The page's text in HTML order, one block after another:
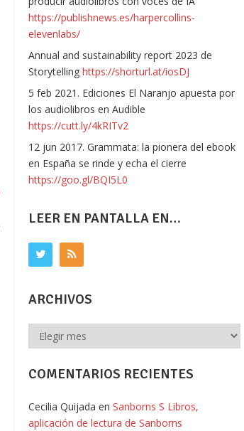
https://publishnews.es/harpercollins-
elevenlabs/
Annual and sustainability report 2023 de
Storytellinghttps://shorturl.at/iosDJ
5 feb 2021. Ediciones El Naranjo apuesta por
los audiolibros en Audible
https://cutt.ly/4kRITv2
12 jun 2017. Grammata: la pionera del ebook
en España se rinde y echa el cierre
https://goo.gl/BQI5L0
LEER EN PANTALLA EN…
ARCHIVOS
Archivos
COMENTARIOS RECIENTES
Cecilia Quijada enSanborns S Libros,
aplicación de lectura de Sanborns